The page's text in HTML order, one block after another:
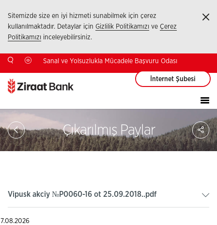
Sitemizde size en iyi hizmeti sunabilmek için çerez
kullanılmaktadır. Detaylar için Gizlilik Politikamızı ve Çerez
Politikamızı inceleyebilirsiniz.
Sanal ve Yolsuzlukla Mücadele Başvuru Odası
İnternet Şubesi
Çıkarılmış Paylar
Vipusk akciy №P0060-16 ot 25.09.2018..pdf
7.08.2026